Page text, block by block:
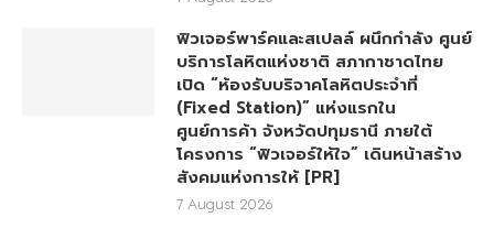
ฟิวเจอร์พาร์คและสเปลล์ ผนึกกำลัง ศูนย์
บริการโลหิตแห่งชาติ สภากาชาดไทย
เปิด “ห้องรับบริจาคโลหิตประจำที่
(Fixed Station)” แห่งแรกใน
ศูนย์การค้า จังหวัดปทุมธานี ภายใต้
โครงการ “ฟิวเจอร์ให้ใจ” เดินหน้าสร้าง
สังคมแห่งการให้ [PR]
7 August 2026